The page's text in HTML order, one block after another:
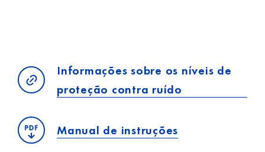
Informações sobre os níveis de
proteção contra ruído
Manual de instruções